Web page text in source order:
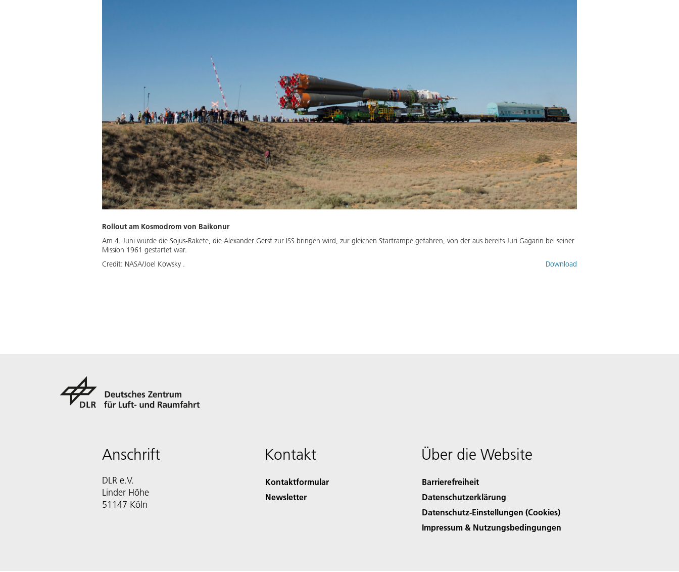
Rollout am Kosmodrom von Baikonur
Am 4. Juni wurde die Sojus-Rakete, die Alexander Gerst zur ISS bringen wird, zur gleichen Startrampe gefahren, von der aus bereits Juri Gagarin bei seiner
Mission 1961 gestartet war.
Credit: NASA/Joel Kowsky . Download
Anschrift
DLR e.V.
Linder Höhe
51147 Köln
Kontakt
Kontaktformular
Newsletter
Über die Website
Barrierefreiheit
Datenschutzerklärung
Datenschutz-Einstellungen (Cookies)
Impressum & Nutzungsbedingungen